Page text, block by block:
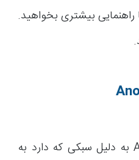
بیشتری بخواهید.
بازی اندرویدی Anomaly 2 به دلیل سبکی که دارد به